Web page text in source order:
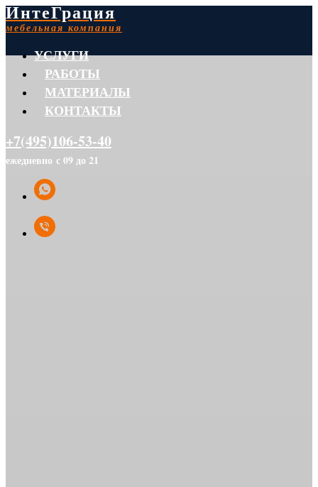
ИнтеГрация
мебельная компания
УСЛУГИ
РАБОТЫ
МАТЕРИАЛЫ
КОНТАКТЫ
+7(495)106-53-40
ежедневно с 09 до 21